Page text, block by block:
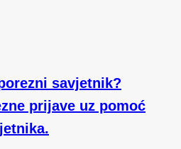
savjetnik?
prijave uz pomoć